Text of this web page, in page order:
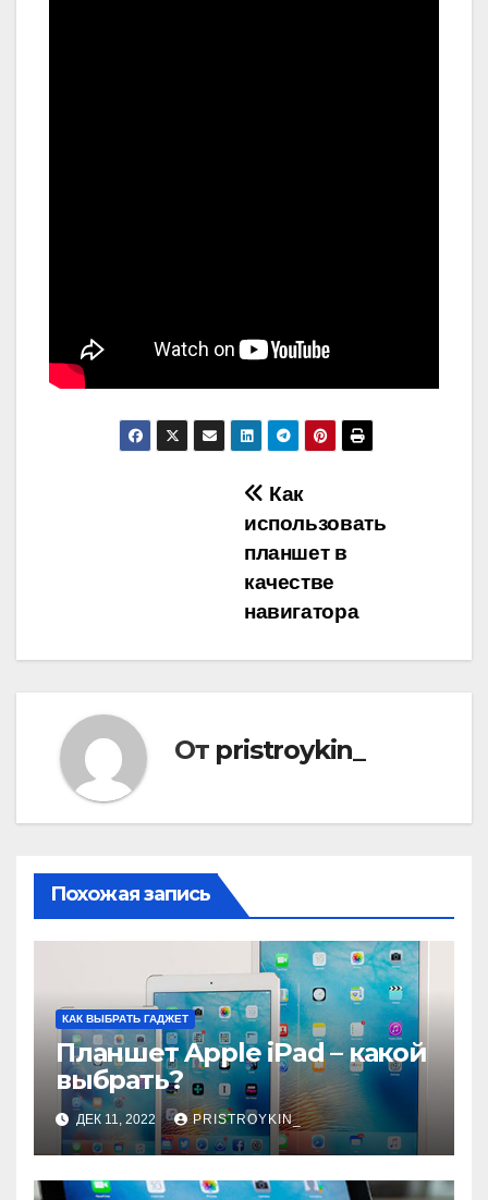
Как
использовать
планшет в
качестве
навигатора
От pristroykin_
Похожая запись
КАК ВЫБРАТЬ ГАДЖЕТ
Планшет Apple iPad – какой
выбрать?
ДЕК 11, 2022 PRISTROYKIN_